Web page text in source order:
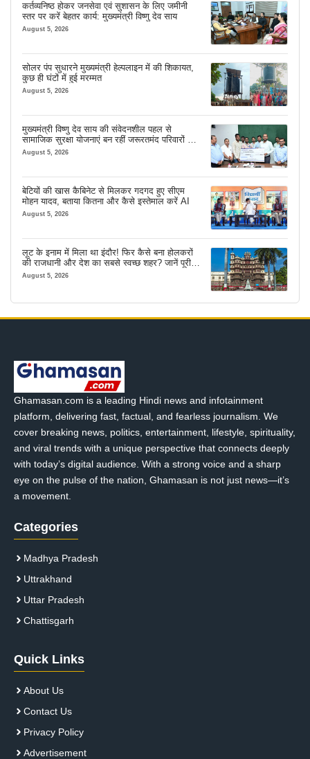
कर्तव्यनिष्ठ होकर जनसेवा एवं सुशासन के लिए जमीनी
स्तर पर करें बेहतर कार्य: मुख्यमंत्री विष्णु देव साय
August 5, 2026
सोलर पंप सुधारने मुख्यमंत्री हेल्पलाइन में की शिकायत,
कुछ ही घंटों में हुई मरम्मत
August 5, 2026
मुख्यमंत्री विष्णु देव साय की संवेदनशील पहल से
सामाजिक सुरक्षा योजनाएं बन रहीं जरूरतमंद परिवारों का
मजबूत सहारा
August 5, 2026
बेटियों की खास कैबिनेट से मिलकर गदगद हुए सीएम
मोहन यादव, बताया कितना और कैसे इस्तेमाल करें AI
August 5, 2026
लूट के इनाम में मिला था इंदौर! फिर कैसे बना होलकरों
की राजधानी और देश का सबसे स्वच्छ शहर? जानें पूरी
कहानी
August 5, 2026
Ghamasan.com is a leading Hindi news and infotainment
platform, delivering fast, factual, and fearless journalism. We
cover breaking news, politics, entertainment, lifestyle, spirituality,
and viral trends with a unique perspective that connects deeply
with today’s digital audience. With a strong voice and a sharp
eye on the pulse of the nation, Ghamasan is not just news—it’s
a movement.
Categories
Madhya Pradesh
Uttrakhand
Uttar Pradesh
Chattisgarh
Quick Links
About Us
Contact Us
Privacy Policy
Advertisement